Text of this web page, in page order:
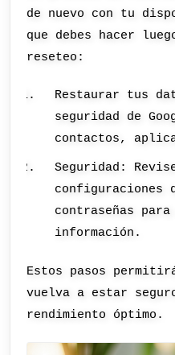
de nuevo con tu
que debes hacer
reseteo:
Restaurar tus
seguridad de
contactos,
Seguridad:
configuraciones
contraseñas
información.
Estos pasos
vuelva a estar
rendimiento óptimo.